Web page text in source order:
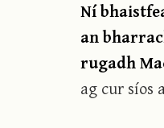
Ní
an
rugadh
ag cur síos